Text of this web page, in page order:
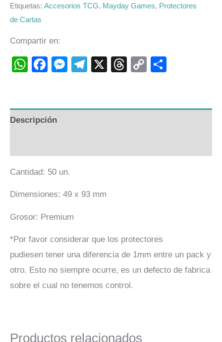
Etiquetas: Accesorios TCG, Mayday Games, Protectores
de Cartas
Compartir en:
WhatsApp
Facebook
Messenger
Telegram
X Threads
Copy
Descripción
Cantidad: 50 un.
Dimensiones: 49 x 93 mm
Grosor: Premium
*Por favor considerar que los protectores
pudiesen tener una diferencia de 1mm entre un pack y
otro. Esto no siempre ocurre, es un defecto de fabrica
sobre el cual no tenemos control.
Productos relacionados